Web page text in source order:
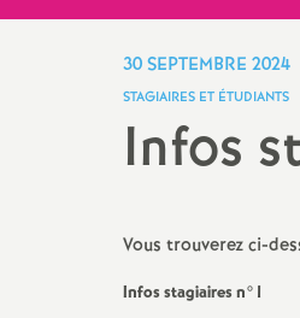
Stages
30 SEPTEMBRE 2024
STAGIAIRES ET ÉTUDIANTS
Infos
Vous trouverez ci-
Infos stagiaires n°1